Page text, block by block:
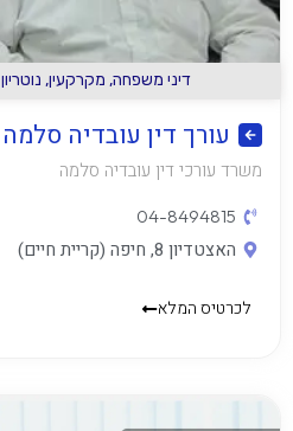
דיני משפחה, מקרקעין, נוטריון
עורך דין עובדיה סלמה
משרד עורכי דין עובדיה סלמה
04-8494815
האצטדיון 8, חיפה (קריית חיים)
לכרטיס המלא